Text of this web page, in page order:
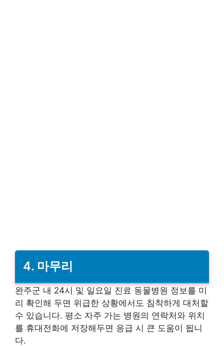
4. 마무리
완주군 내 24시 및 일요일 진료 동물병원 정보를 미
리 확인해 두면 위급한 상황에서도 침착하게 대처할
수 있습니다. 평소 자주 가는 병원의 연락처와 위치
를 휴대전화에 저장해두면 응급 시 큰 도움이 됩니
다.